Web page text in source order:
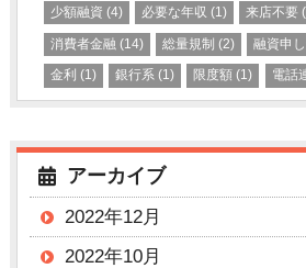
少額融資 (4) 必要な年収 (1) 来店不要
消費者金融 (14) 総量規制 (2) 融資申
金利 (1) 銀行系 (1) 限度額 (1) 電話
アーカイブ
2022年12月
2022年10月